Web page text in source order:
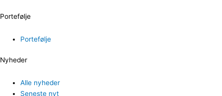
Portefølje
Portefølje
Nyheder
Alle nyheder
Seneste nyt